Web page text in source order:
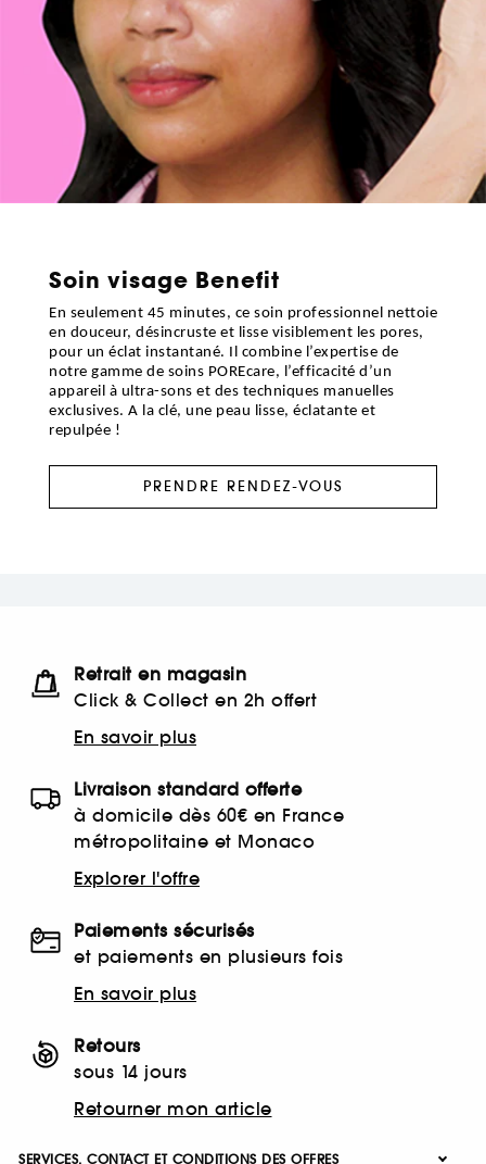
Soin visage Benefit
En seulement 45 minutes, ce soin professionnel nettoie
en douceur, désincruste et lisse visiblement les pores,
pour un éclat instantané. Il combine l’expertise de
notre gamme de soins POREcare, l’efficacité d’un
appareil à ultra-sons et des techniques manuelles
exclusives. A la clé, une peau lisse, éclatante et
repulpée !
PRENDRE RENDEZ-VOUS
Retrait en magasin
Click & Collect en 2h offert
En savoir plus
Livraison standard offerte
à domicile dès 60€ en France
métropolitaine et Monaco
Explorer l'offre
Paiements sécurisés
et paiements en plusieurs fois
En savoir plus
Retours
sous 14 jours
Retourner mon article
SERVICES, CONTACT ET CONDITIONS DES OFFRES